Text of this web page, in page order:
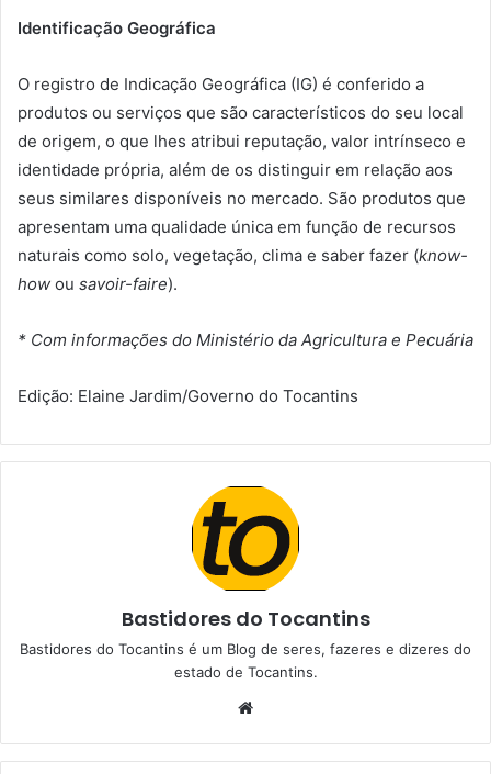
Identificação Geográfica
O registro de Indicação Geográfica (IG) é conferido a
produtos ou serviços que são característicos do seu local
de origem, o que lhes atribui reputação, valor intrínseco e
identidade própria, além de os distinguir em relação aos
seus similares disponíveis no mercado. São produtos que
apresentam uma qualidade única em função de recursos
naturais como solo, vegetação, clima e saber fazer (know-
how ou savoir-faire).
* Com informações do Ministério da Agricultura e Pecuária
Edição: Elaine Jardim/Governo do Tocantins
Bastidores do Tocantins
Bastidores do Tocantins é um Blog de seres, fazeres e dizeres do
estado de Tocantins.
b